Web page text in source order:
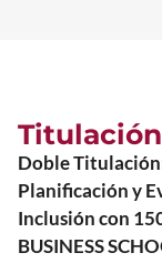
Titulación
Doble
Planificación y
Inclusión con
BUSINESS